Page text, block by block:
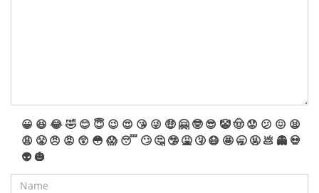
😀 😆 😂🤣 😊 😇 😉 😍 😘 😜 🤑 🤗 🤓 😎 🤡🤠 😟 😕 😖 😫
😩 😤 😠 😡 😲 😳 😱 😴 🙄 🤔 🤥 🤮 🤧 😷 🤩 🥱 🤬 💩 👻 💀
👽 🎃